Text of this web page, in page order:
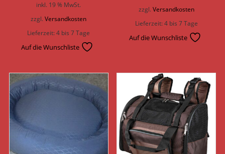
inkl. 19 % MwSt.
zzgl.Versandkosten
Lieferzeit:4 bis 7 Tage
Auf die Wunschliste
zzgl.Versandkosten
Lieferzeit:4 bis 7 Tage
Auf die Wunschliste